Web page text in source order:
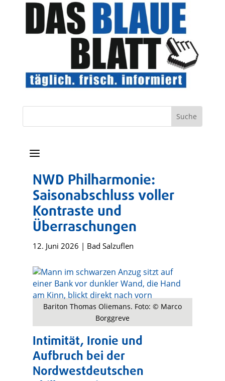
a
NWD Philharmonie:
Saisonabschluss voller
Kontraste und
Überraschungen
12. Juni 2026 | Bad Salzuflen
Bariton Thomas Oliemans. Foto: © Marco
Borggreve
Intimität, Ironie und
Aufbruch bei der
Nordwestdeutschen